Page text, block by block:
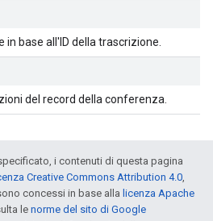
in base all'ID della trascrizione.
del record della conferenza.
i contenuti di questa pagina
Creative Commons Attribution 4.0,
concessi in base alla licenza Apache
le norme del sito di Google